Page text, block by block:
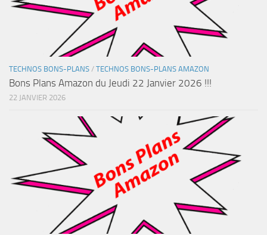
TECHNOS BONS-PLANS / TECHNOS BONS-PLANS AMAZON
Bons Plans Amazon du Jeudi 22 Janvier 2026 !!!
22 JANVIER 2026